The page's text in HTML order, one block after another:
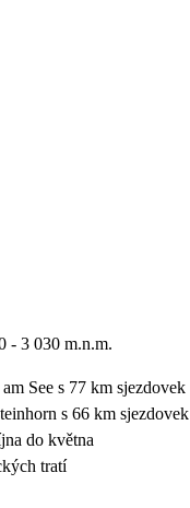
- 3 030 m.n.m.
See s 77 km sjezdovek
s 66 km sjezdovek
do května
tratí